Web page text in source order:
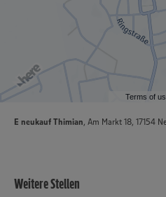
Terms of
E neukauf Thimian, Am Markt 18, 17154
Weitere Stellen